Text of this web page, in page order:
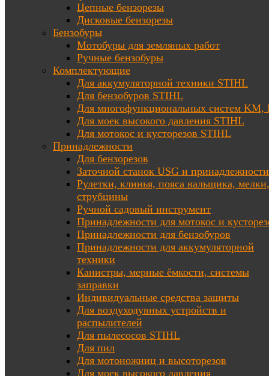
Цепные бензорезы
Дисковые бензорезы
Бензобуры
Мотобуры для земляных работ
Ручные бензобуры
Комплектующие
Для аккумуляторной техники STIHL
Для бензобуров STIHL
Для многофункциональных систем KM,
Для моек высокого давления STIHL
Для мотокос и кусторезов STIHL
Принадлежности
Для бензорезов
Заточной станок USG и принадлежности
Рулетки, клинья, пояса вальщика, мелки,
струбцины
Ручной садовый инструмент
Принадлежности для мотокос и
Принадлежности для бензобуров
Принадлежности для аккумуляторной
техники
Канистры, мерные ёмкости, системы
заправки
Индивидуальные средства защиты
Для воздуходувных устройств и
распылителей
Для пылесосов STIHL
Для пил
Для мотоножниц и высоторезов
Для моек высокого давления